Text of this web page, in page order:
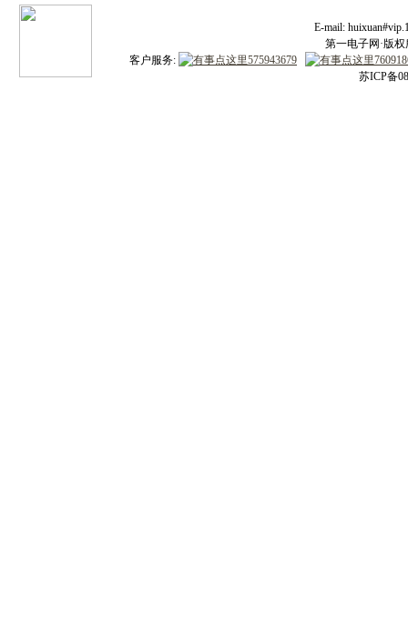
E-mail:
第一电子网·版权
客户服务:
苏ICP备